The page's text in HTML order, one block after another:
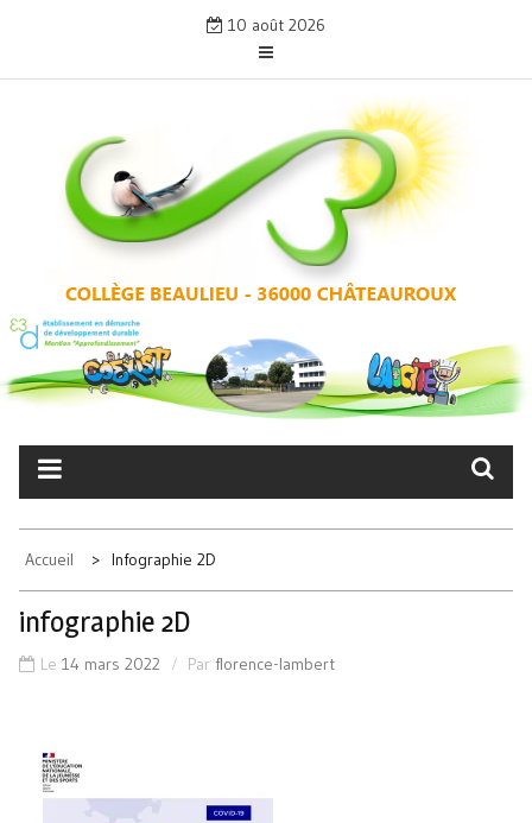
content
10 août 2026
COLLÈGE BEAULIEU –
CHÂTEAUROUX
Accueil Infographie 2D
infographie 2D
Le 14 mars 2022 Par florence-lambert